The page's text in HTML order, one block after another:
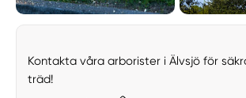
Kontakta våra arborister i Älvsjö för
träd!